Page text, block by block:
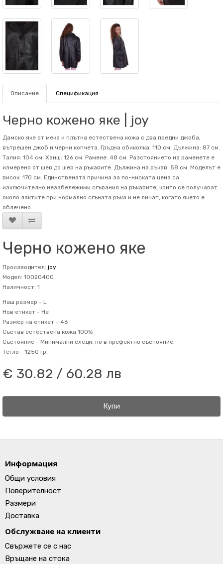
Описание Спецификация
Черно кожено яке | joy
Дамско яке от мека и плътна естествена кожа с два предни джоба,
вътрешен джоб и черни копчета. Гръдна обиколка: 110 см. Дължина: 87 см.
Талия: 104 см. Ханш: 126 см. Рамене: 48 см. Разстоянието на раменете е
измерено от шев до шев на ръкавите. Дължина на ръкав: 58 см. Mоделът е
висок: 170 см. Единствената причина за по-ниската цена са
изключително незабележими сгъвания на ръкавите, които се получават
около лактите при нормално сгъната ръка и не личат, когато якето е
облечено.
Черно кожено яке
Производител: joy
Модел: 10020400
Наличност: 1
Наш размер - L
Нов етикет - Не
Размер на етикет - 46
Състав естествена кожа 100%
Състояние - Минимални следи, но в префектно състояние.
Тегло - 1250 гр.
€ 30.82 / 60.28 лв
Купи
Информация
Общи условия
Поверителност
Размери
Доставка
Обслужване на клиенти
Свържете се с нас
Връщане на стока